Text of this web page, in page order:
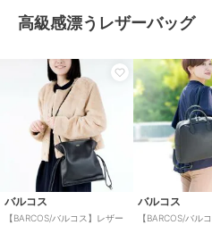
高級感漂うレザーバッグ
バルコス
【BARCOS/バルコス】レザー
バルコス
【BARCOS/バル